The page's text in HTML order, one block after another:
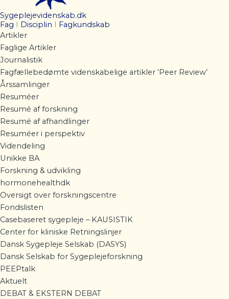
Sygeplejevidenskab.dk
Fag
Disciplin
Fagkundskab
Artikler
Faglige Artikler
Journalistik
Fagfællebedømte videnskabelige artikler ‘Peer Review’
Årssamlinger
Resuméer
Resumé af forskning
Resumé af afhandlinger
Resuméer i perspektiv
Videndeling
Unikke BA
Forskning & udvikling
hormonehealthdk
Oversigt over forskningscentre
Fondslisten
Casebaseret sygepleje – KAUSISTIK
Center for kliniske Retningslinjer
Dansk Sygepleje Selskab (DASYS)
Dansk Selskab for Sygeplejeforskning
PEEPtalk
Aktuelt
DEBAT & EKSTERN DEBAT